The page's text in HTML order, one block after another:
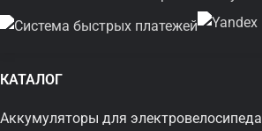
КАТАЛОГ
Аккумуляторы для электровелосипеда